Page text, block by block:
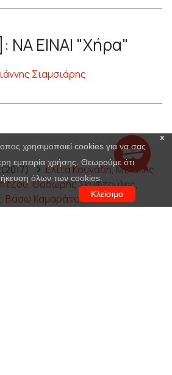
ΝΑ ΕΙΝΑΙ "Χήρα"
Σιαμσιάρης
(2017) Ελίτα Κουνάδη,Μιχάλης
,Θοδωρής Σκυφτούλης,
, Βάσω Καμαράτου
x
χρησιμοποιεί cookies για να σας
εμπειρία χρήσης. Θεωρούμε ότι
όλων των cookies.
Κλείσιμο